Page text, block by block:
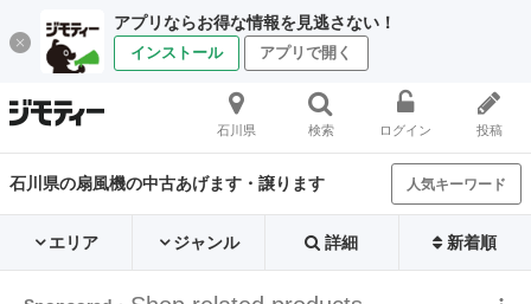
アプリならお得な情報を見逃さない！
インストール アプリで開く
石川県 検索 ログイン 投稿
石川県の扇風機の中古あげます・譲ります 人気キーワード
エリア ジャンル 詳細 新着順